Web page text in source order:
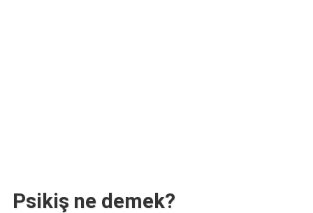
Psikiş ne demek?